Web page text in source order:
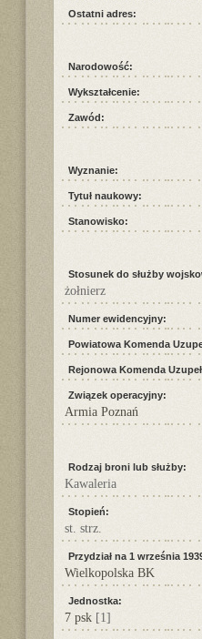
Ostatni adres:
Narodowość:
Wykształcenie:
Zawód:
Wyznanie:
Tytuł naukowy:
Stanowisko:
Stosunek do służby
żołnierz
Numer ewidencyjny:
Powiatowa Komenda
Rejonowa Komenda
Związek operacyjny:
Armia Poznań
Rodzaj broni lub służby:
Kawaleria
Stopień:
st. strz.
Przydział na 1 września
Wielkopolska BK
Jednostka:
7 psk [1]